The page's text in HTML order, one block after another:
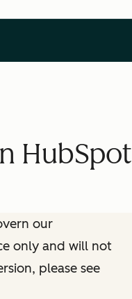
HubSpot
our
only and will not
please see